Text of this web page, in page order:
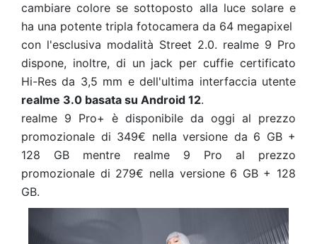
cambiare colore se sottoposto alla luce solare e
ha una potente tripla fotocamera da 64 megapixel
con l'esclusiva modalità Street 2.0. realme 9 Pro
dispone, inoltre, di un jack per cuffie certificato
Hi-Res da 3,5 mm e dell'ultima interfaccia utente
realme 3.0 basata su Android 12.
realme 9 Pro+ è disponibile da oggi al prezzo
promozionale di 349€ nella versione da 6 GB +
128 GB mentre realme 9 Pro al prezzo
promozionale di 279€ nella versione 6 GB + 128
GB.